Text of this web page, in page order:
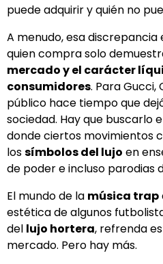
puede adquirir y quién no
A menudo, esa
quien compra solo
mercado y el carácter
consumidores. Para Gucci,
público hace tiempo que
sociedad. Hay que buscarlo
donde ciertos movimientos
lossímbolos del lujo en
de poder e incluso parodias
El mundo de la música trap
estética de algunos
del lujo hortera, refrenda
mercado. Pero hay más.